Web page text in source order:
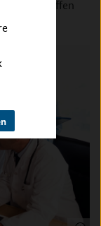
aufgegriffen